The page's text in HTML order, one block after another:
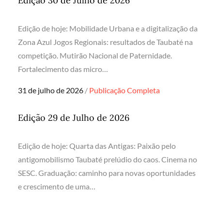
Edição de hoje: Mobilidade Urbana e a digitalização da
Zona Azul Jogos Regionais: resultados de Taubaté na
competição. Mutirão Nacional de Paternidade.
Fortalecimento das micro…
Posted
31 de julho de 2026 Publicação Completa
Edição 29 de Julho de 2026
Edição de hoje: Quarta das Antigas: Paixão pelo
antigomobilismo Taubaté prelúdio do caos. Cinema no
SESC. Graduação: caminho para novas oportunidades
e crescimento de uma…